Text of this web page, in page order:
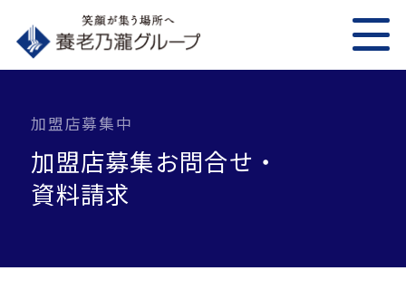
加盟店募集中
加盟店募集お問合せ・
資料請求